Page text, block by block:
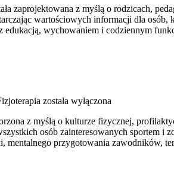
zaprojektowana z myślą o rodzicach,
wartościowych informacji dla
edukacją, wychowaniem i codziennym
została wyłączona
z myślą o kulturze fizycznej,
osób zainteresowanych sportem
mentalnego przygotowania